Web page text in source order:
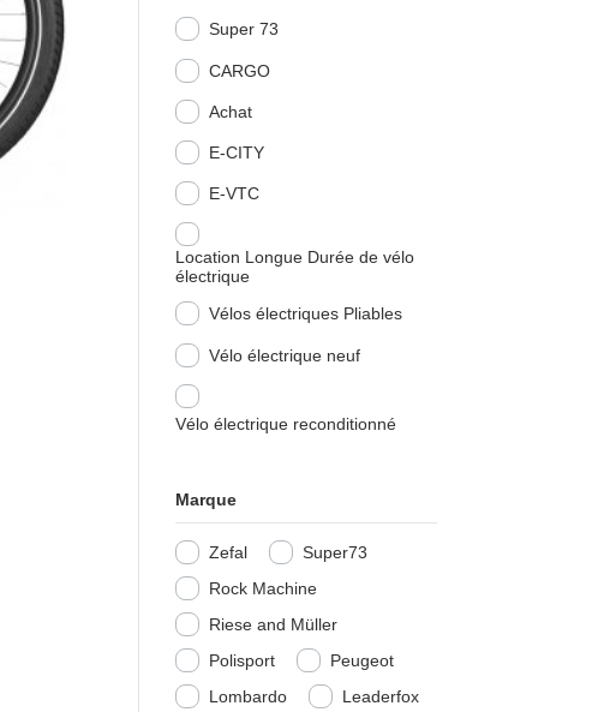
Super 73
CARGO
Achat
E-CITY
E-VTC
Location Longue Durée de vélo
électrique
Vélos électriques Pliables
Vélo électrique neuf
Vélo électrique reconditionné
Marque
Zefal
Super73
Rock Machine
Riese and Müller
Polisport
Peugeot
Lombardo
Leaderfox